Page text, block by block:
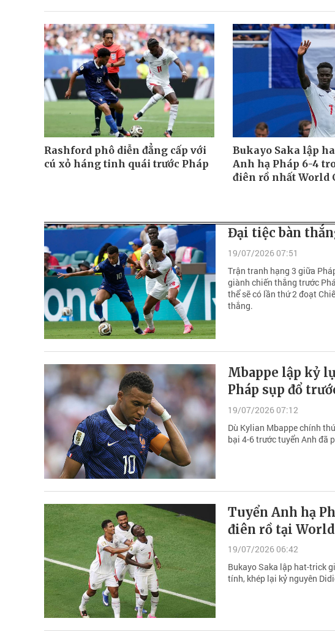
Rashford phô diễn đẳng cấp với
cú xỏ háng tinh quái trước Pháp
Bukayo Saka lập
Anh hạ Pháp 6-4
điên rồ nhất World
Đại tiệc bàn
19/07/2026 07:51
Trận tranh hạng 3 giữa
giành chiến thắng trước
thể sẽ có lần thứ 2 đoạt
thắng.
Mbappe lập kỷ
Pháp sụp đổ
19/07/2026 07:12
Dù Kylian Mbappe chính
bại 4-6 trước tuyển Anh đã
Tuyển Anh hạ
điên rồ tại World
19/07/2026 06:42
Bukayo Saka lập hat-trick
tính, khép lại kỷ nguyên